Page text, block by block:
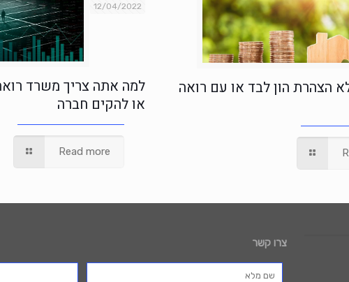
הצהרת הון לבד או עם רואה
12/04/2022
למה אתה צריך משרד
או להקים חברה
Read more
צרו קשר